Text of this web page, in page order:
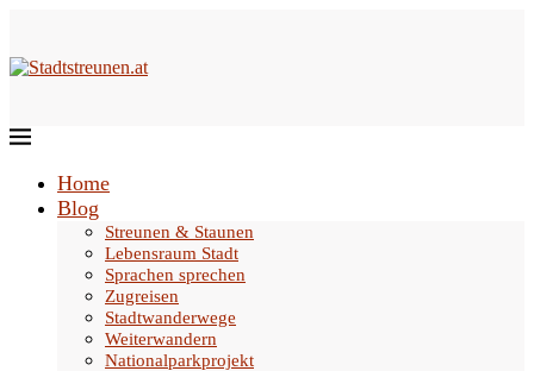
Home
Blog
Streunen & Staunen
Lebensraum Stadt
Sprachen sprechen
Zugreisen
Stadtwanderwege
Weiterwandern
Nationalparkprojekt